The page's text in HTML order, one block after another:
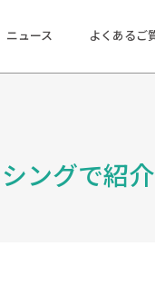
ニュース よくあるご
ングで紹介